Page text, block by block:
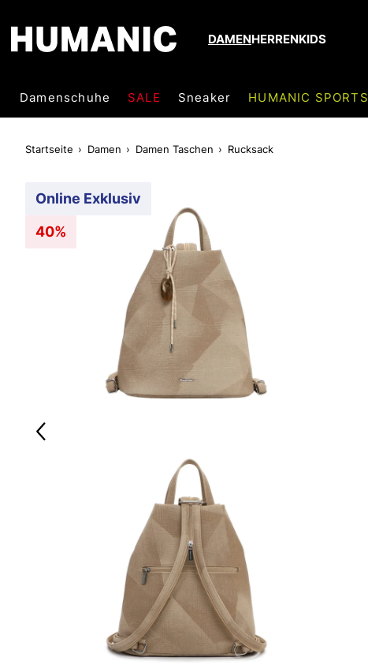
DAMENHERRENKIDS
Damenschuhe SALE Sneaker HUMANIC SPORTS
Startseite Damen Damen Taschen Rucksack
Online Exklusiv
40%